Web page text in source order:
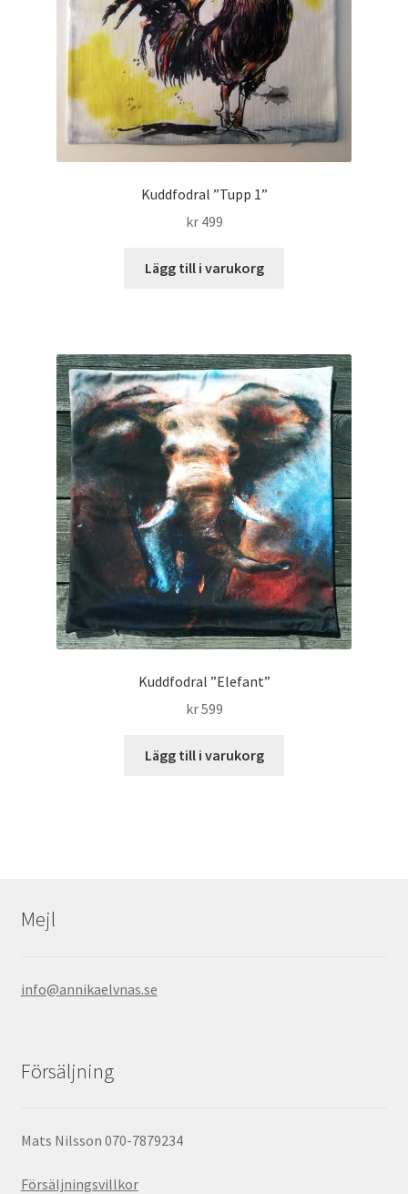
Kuddfodral ”Tupp 1”
kr499
Lägg till i varukorg
Kuddfodral ”Elefant”
kr599
Lägg till i varukorg
Mejl
info@annikaelvnas.se
Försäljning
Mats Nilsson 070-7879234
Försäljningsvillkor